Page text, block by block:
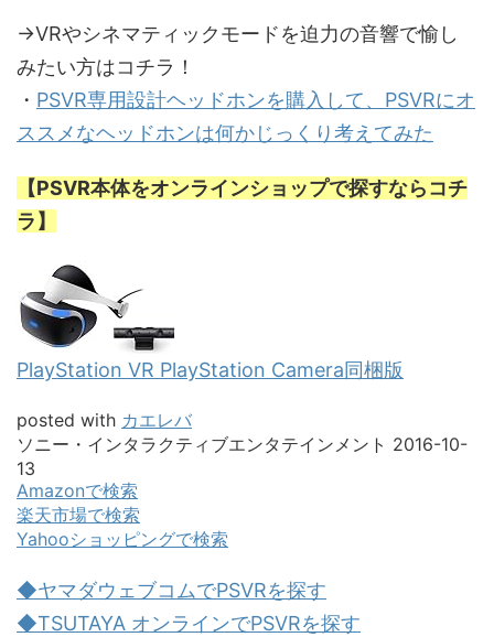
→VRやシネマティックモードを迫力の音響で愉し
みたい方はコチラ！
・ PSVR専用設計ヘッドホンを購入して、PSVRにオ
ススメなヘッドホンは何かじっくり考えてみた
【PSVR本体をオンラインショップで探すならコチ
ラ】
PlayStation VR PlayStation Camera同梱版
posted with カエレバ
ソニー・インタラクティブエンタテインメント 2016-10-
13
Amazonで検索
楽天市場で検索
Yahooショッピングで検索
◆ヤマダウェブコムでPSVRを探す
◆TSUTAYA オンラインでPSVRを探す